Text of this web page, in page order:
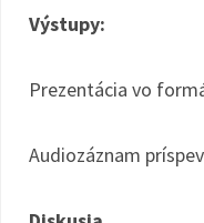
Výstupy:
Prezentácia vo
Audiozáznam